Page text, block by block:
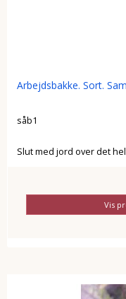
Arbejdsbakke. Sort.
såb1
Slut med jord over det
Vis